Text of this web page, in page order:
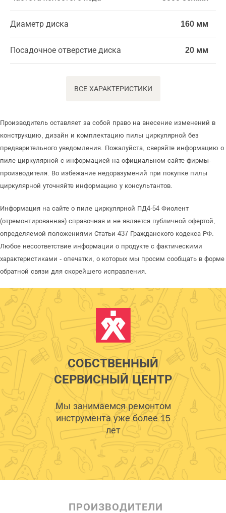
Диаметр диска 160 мм
Посадочное отверстие диска 20 мм
ВСЕ ХАРАКТЕРИСТИКИ
Производитель оставляет за собой право на внесение изменений в
конструкцию, дизайн и комплектацию пилы циркулярной без
предварительного уведомления. Пожалуйста, сверяйте информацию о
пиле циркулярной с информацией на официальном сайте фирмы-
производителя. Во избежание недоразумений при покупке пилы
циркулярной уточняйте информацию у консультантов.
Информация на сайте о пиле циркулярной ПД4-54 Фиолент
(отремонтированная) справочная и не является публичной офертой,
определяемой положениями Статьи 437 Гражданского кодекса РФ.
Любое несоответствие информации о продукте с фактическими
характеристиками - опечатки, о которых мы просим сообщать в форме
обратной связи для скорейшего исправления.
СОБСТВЕННЫЙ
СЕРВИСНЫЙ ЦЕНТР
Мы занимаемся ремонтом
инструмента уже более 15
лет
ПРОИЗВОДИТЕЛИ